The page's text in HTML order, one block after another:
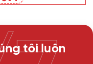
tôi luôn